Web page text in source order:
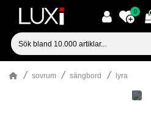
0
sovrum sängbord lyra